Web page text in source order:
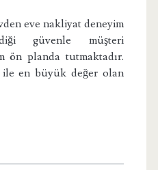
eve nakliyat deneyim
güvenle müşteri
ön planda tutmaktadır.
ile en büyük değer olan